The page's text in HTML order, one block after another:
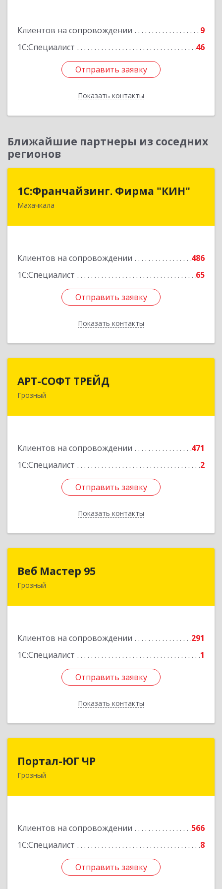
Клиентов на сопровождении
9
1С:Специалист
46
Отправить заявку
Показать контакты
Отправить заявку
Назад
Ближайшие партнеры из соседних
регионов
1С:Франчайзинг. Фирма "КИН"
Махачкала
Клиентов на сопровождении
486
1С:Специалист
65
Отправить заявку
Показать контакты
1С:Франчайзинг. Фирма "КИН"
367030, Дагестан Респ, Махачкала г, И.Казака
Отправить заявку
Назад
АРТ-СОФТ ТРЕЙД
Грозный
Клиентов на сопровождении
471
1С:Специалист
2
Отправить заявку
Показать контакты
364013, Чеченская Респ, Грозный г, Полярников
Отправить заявку
Назад
Веб Мастер 95
Грозный
Клиентов на сопровождении
291
1С:Специалист
1
Отправить заявку
Показать контакты
Подробнее
Отправить заявку
Назад
Портал-ЮГ ЧР
Грозный
Клиентов на сопровождении
566
1С:Специалист
8
Отправить заявку
364906, Чеченская Респ, Грозный г, Путина пр-
Отправить заявку